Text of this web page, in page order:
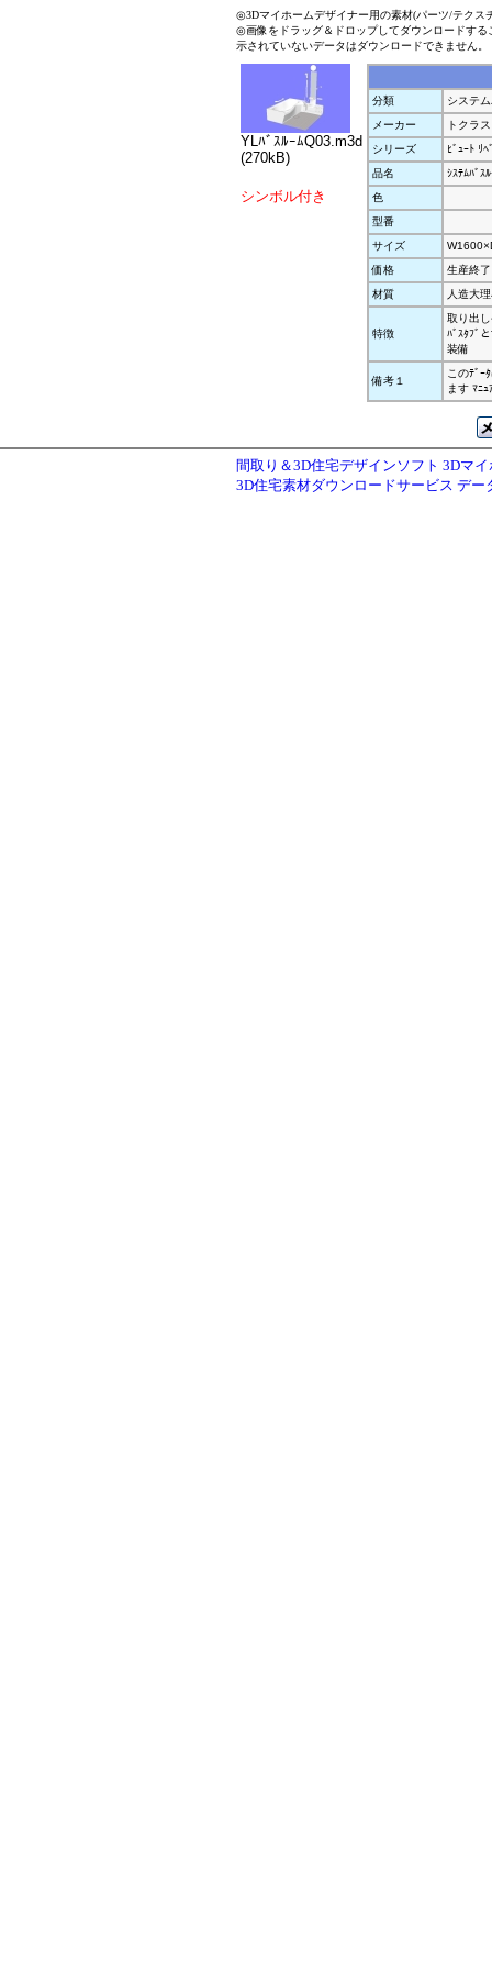
◎3Dマイホームデザイナー用の素材(パーツ/テクス
◎画像をドラッグ＆ドロップしてダウンロードす
示されていないデータはダウンロードできません。
YLﾊﾞｽﾙｰﾑQ03.m3d
(270kB)
シンボル付き
分類
システ
メーカー
トクラス
シリーズ
ﾋﾞｭｰﾄ ﾘﾍ
品名
ｼｽﾃﾑﾊﾞｽ
色
型番
サイズ
価格
生産終了
材質
人造大
特徴
取り出
ﾊﾞｽﾀﾌﾞ
装備
備考１
このﾃﾞｰ
ます ﾏﾆ
間取り＆3D住宅デザインソフト 3Dマ
3D住宅素材ダウンロードサービス デー